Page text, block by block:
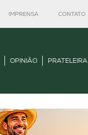
IMPRENSA CONTATO
OPINIÃO PRATELEIRA